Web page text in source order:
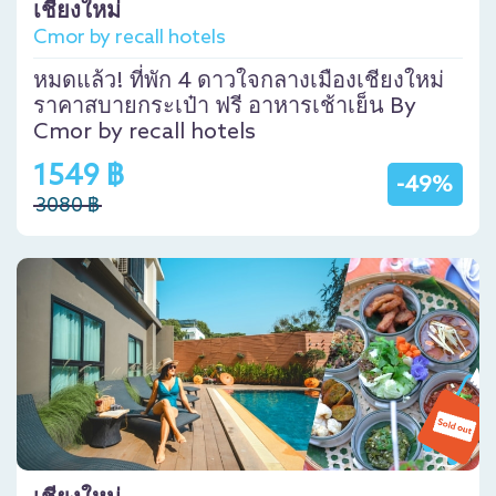
เชียงใหม่
Cmor by recall hotels
หมดแล้ว! ที่พัก 4 ดาวใจกลางเมืองเชียงใหม่
ราคาสบายกระเป๋า ฟรี อาหารเช้าเย็น By
Cmor by recall hotels
-49%
1549 ฿
3080 ฿